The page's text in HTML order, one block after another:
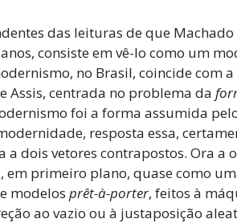
das leituras de que
consiste em vê-lo como um
no Brasil, coincide com a
Assis, centrada no problema da
foi a forma assumida
resposta essa,
dois vetores contrapostos. Ora a
em primeiro plano, quase como
modelos prêt-à-porter, feitos à
ao vazio ou à justaposição